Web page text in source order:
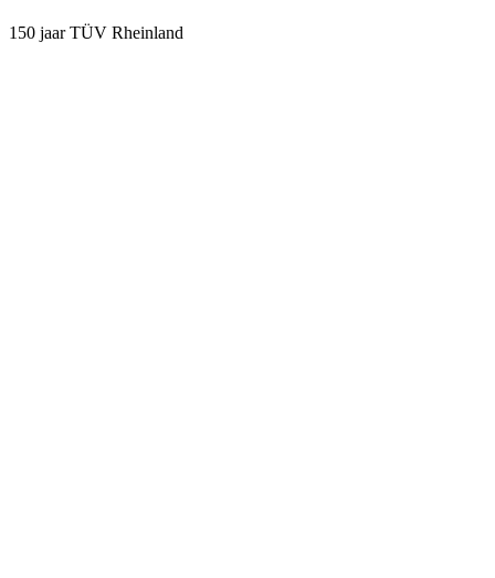
150 jaar TÜV Rheinland